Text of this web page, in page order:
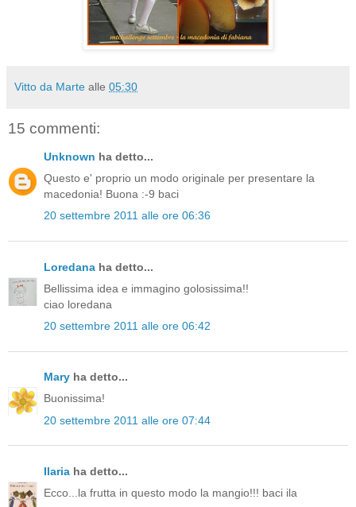
Vitto da Marte alle 05:30
15 commenti:
Unknown ha detto...
Questo e' proprio un modo originale per presentare la
macedonia! Buona :-9 baci
20 settembre 2011 alle ore 06:36
Loredana ha detto...
Bellissima idea e immagino golosissima!!
ciao loredana
20 settembre 2011 alle ore 06:42
Mary ha detto...
Buonissima!
20 settembre 2011 alle ore 07:44
Ilaria ha detto...
Ecco...la frutta in questo modo la mangio!!! baci ila